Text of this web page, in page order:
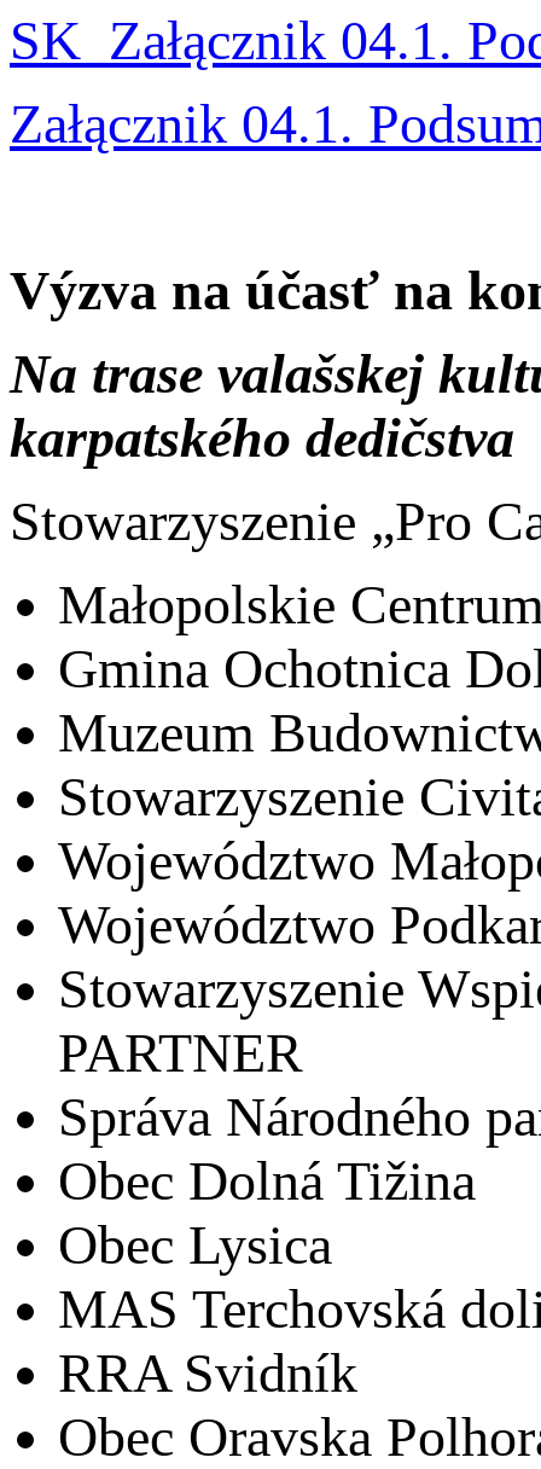
SK_Załącznik 04.1.
Załącznik 04.1.
Výzva na účasť na
Na trase valašskej
karpatského dedičstva
Stowarzyszenie „Pro
Małopolskie
Gmina Ochotnica
Muzeum
Stowarzyszenie
Województwo
Województwo
Stowarzyszenie
PARTNER
Správa Národného
Obec Dolná Tižina
Obec Lysica
MAS Terchovská
RRA Svidník
Obec Oravska